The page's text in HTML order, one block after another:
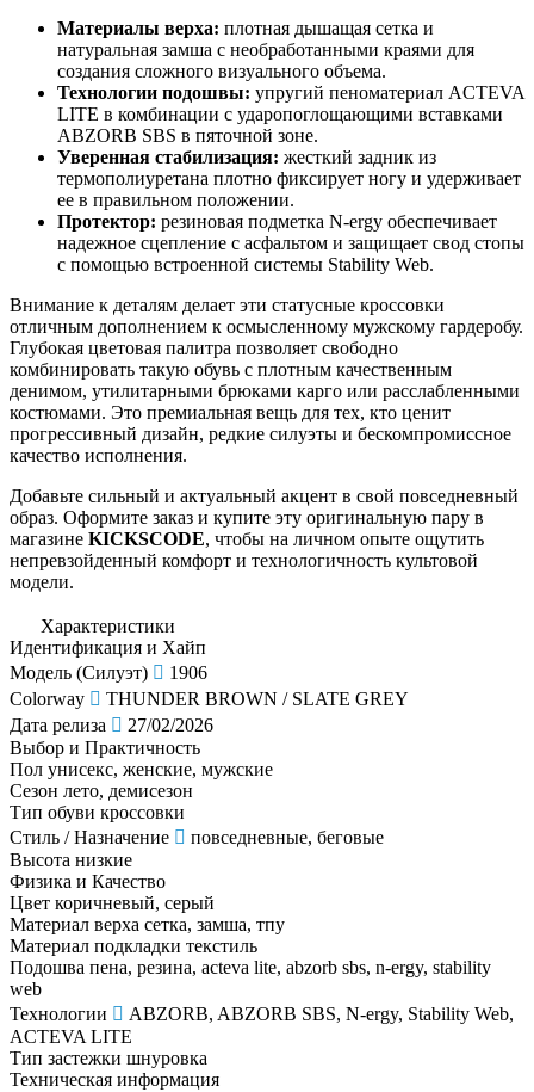
Материалы верха: плотная дышащая сетка и
натуральная замша с необработанными краями для
создания сложного визуального объема.
Технологии подошвы: упругий пеноматериал ACTEVA
LITE в комбинации с ударопоглощающими вставками
ABZORB SBS в пяточной зоне.
Уверенная стабилизация: жесткий задник из
термополиуретана плотно фиксирует ногу и удерживает
ее в правильном положении.
Протектор: резиновая подметка N-ergy обеспечивает
надежное сцепление с асфальтом и защищает свод стопы
с помощью встроенной системы Stability Web.
Внимание к деталям делает эти статусные кроссовки
отличным дополнением к осмысленному мужскому гардеробу.
Глубокая цветовая палитра позволяет свободно
комбинировать такую обувь с плотным качественным
денимом, утилитарными брюками карго или расслабленными
костюмами. Это премиальная вещь для тех, кто ценит
прогрессивный дизайн, редкие силуэты и бескомпромиссное
качество исполнения.
Добавьте сильный и актуальный акцент в свой повседневный
образ. Оформите заказ и купите эту оригинальную пару в
магазине KICKSCODE, чтобы на личном опыте ощутить
непревзойденный комфорт и технологичность культовой
модели.
Характеристики
Идентификация и Хайп
Модель (Силуэт)
1906
Colorway
THUNDER BROWN / SLATE GREY
Дата релиза
27/02/2026
Выбор и Практичность
Пол унисекс, женские, мужские
Сезон лето, демисезон
Тип обуви кроссовки
Стиль / Назначение
повседневные, беговые
Высота низкие
Физика и Качество
Цвет коричневый, серый
Материал верха сетка, замша, тпу
Материал подкладки текстиль
Подошва пена, резина, acteva lite, abzorb sbs, n-ergy, stability
web
Технологии
ABZORB, ABZORB SBS, N-ergy, Stability Web,
ACTEVA LITE
Тип застежки шнуровка
Техническая информация